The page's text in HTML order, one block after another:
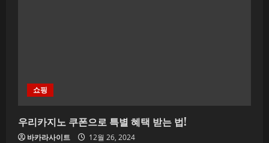
a
d
쇼핑
우리카지노 쿠폰으로 특별 혜택 받는 법!
바카라사이트 12월 26, 2024